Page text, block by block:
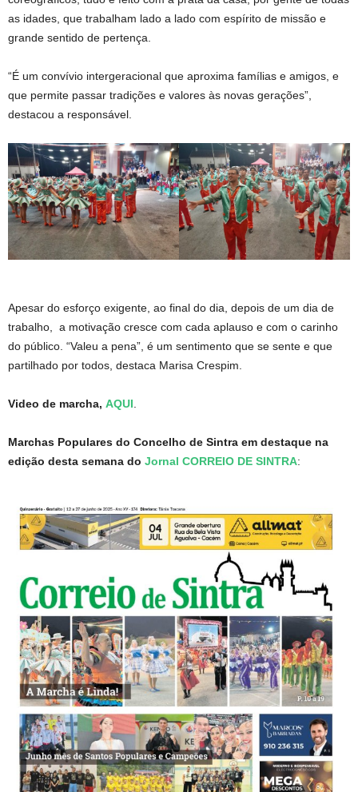
as idades, que trabalham lado a lado com espírito de missão e
grande sentido de pertença.
“É um convívio intergeracional que aproxima famílias e amigos, e
que permite passar tradições e valores às novas gerações”,
destacou a responsável.
Apesar do esforço exigente, ao final do dia, depois de um dia de
trabalho, a motivação cresce com cada aplauso e com o carinho
do público. “Valeu a pena”, é um sentimento que se sente e que
partilhado por todos, destaca Marisa Crespim.
Video de marcha, AQUI
Marchas Populares do Concelho de Sintra em destaque na
edição desta semana do Jornal CORREIO DE SINTRA: